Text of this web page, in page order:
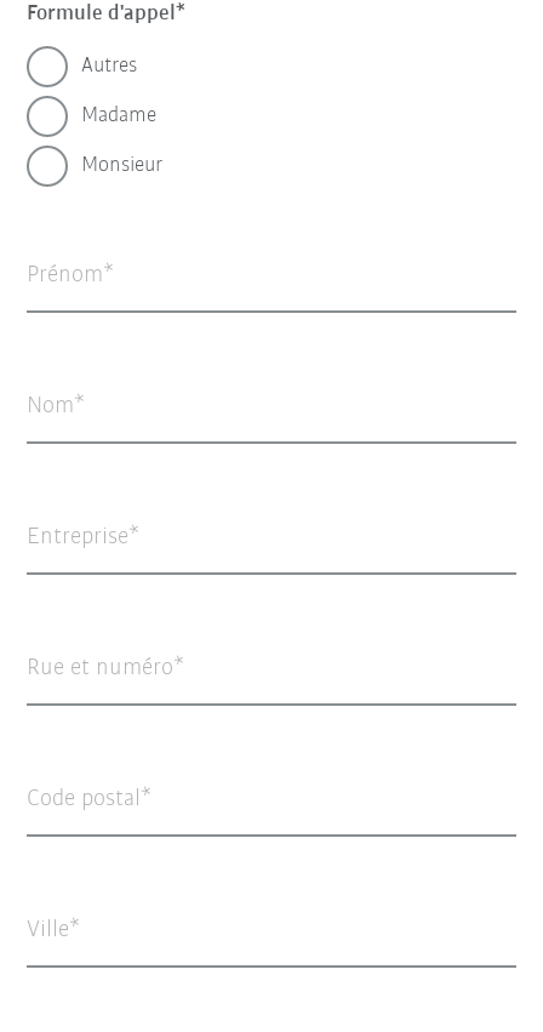
Formule d'appel
Autres
Madame
Monsieur
Prénom
Nom
Entreprise
Rue et numéro
Code postal
Ville